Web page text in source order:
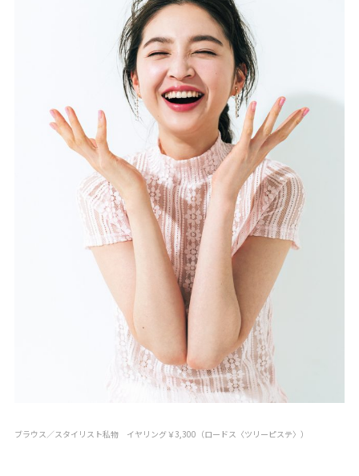
ブラウス／スタイリスト私物 イヤリング￥3,300（ロードス〈ツリーピステ〉）